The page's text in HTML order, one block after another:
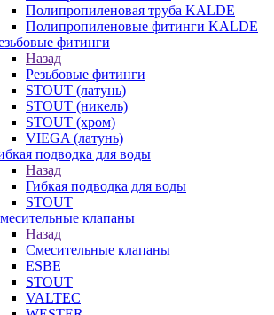
Полипропиленовая труба KALDE
Полипропиленовые фитинги KALDE
фитинги
Назад
Резьбовые фитинги
STOUT (латунь)
STOUT (никель)
STOUT (хром)
VIEGA (латунь)
подводка для воды
Назад
Гибкая подводка для воды
STOUT
клапаны
Назад
Смесительные клапаны
ESBE
STOUT
VALTEC